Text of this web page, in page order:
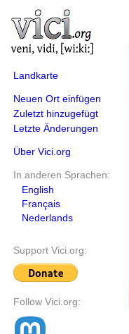
Landkarte
Neuen Ort einfügen
Zuletzt hinzugefügt
Letzte Änderungen
Über Vici.org
In anderen Sprachen:
English
Français
Nederlands
Support Vici.org:
Follow Vici.org: